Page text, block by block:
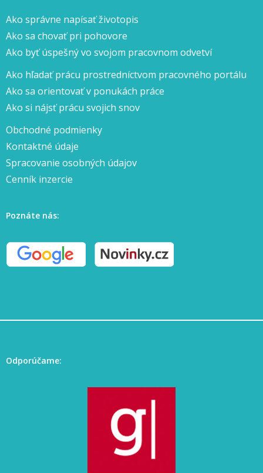
Ako správne napísať životopis
Ako sa chovať pri pohovore
Ako byť úspešný vo svojom pracovnom odvetví
Ako hľadať prácu prostredníctvom pracovného portálu
Ako sa orientovať v ponukách práce
Ako si nájsť prácu svojich snov
Obchodné podmienky
Kontaktné údaje
Spracovanie osobných údajov
Cenník inzercie
Poznáte nás:
Odporúčame: